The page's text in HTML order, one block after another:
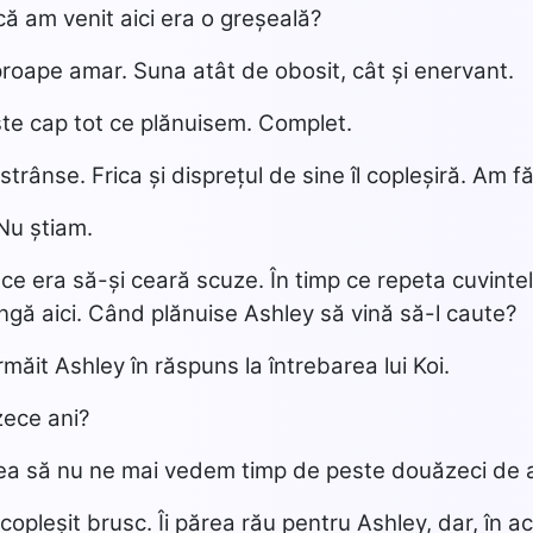
am venit aici era o greșeală?
amar. Suna atât de obosit, cât și enervant.
cap tot ce plănuisem. Complet.
Frica și disprețul de sine îl copleșiră. Am
știam.
era să-și ceară scuze. În timp ce repeta
aici. Când plănuise Ashley să vină să-l caute?
Ashley în răspuns la întrebarea lui Koi.
ani?
să nu ne mai vedem timp de peste douăzeci de
brusc. Îi părea rău pentru Ashley, dar, în